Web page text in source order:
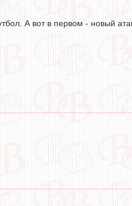
А вот в первом - новый